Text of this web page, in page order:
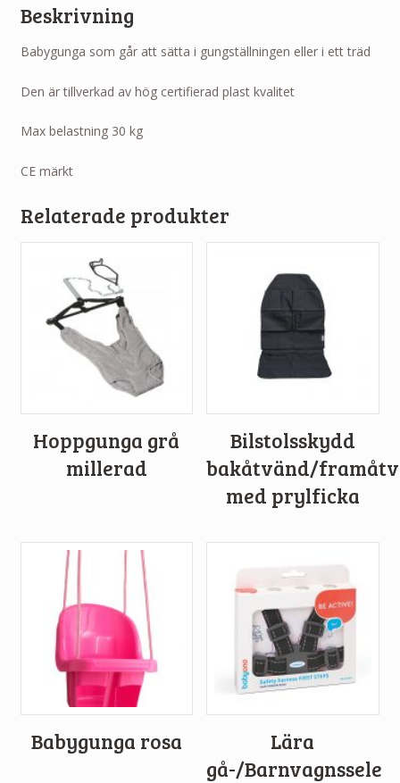
Beskrivning
Babygunga som går att sätta i gungställningen eller i ett träd
Den är tillverkad av hög certifierad plast kvalitet
Max belastning 30 kg
CE märkt
Relaterade produkter
Hoppgunga grå
millerad
Bilstolsskydd
bakåtvänd/
med prylficka
Babygunga rosa
Lära
gå-/Barnvagnssele